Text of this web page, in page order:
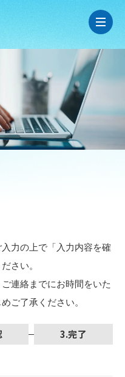
力の上で「入力内容を確
さい。
連絡までにお時間をいた
ご了承ください。
3.完了